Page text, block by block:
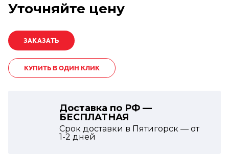
Уточняйте цену
КУПИТЬ В ОДИН КЛИК
Доставка по РФ —
БЕСПЛАТНАЯ
Срок доставки в Пятигорск — от
1-2 дней